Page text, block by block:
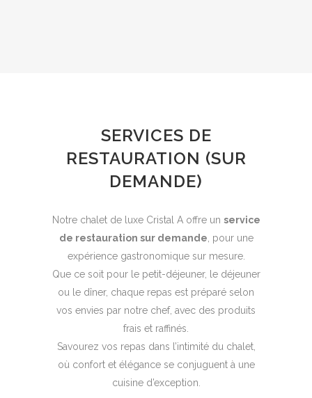
SERVICES DE
RESTAURATION (SUR
DEMANDE)
Notre chalet de luxe Cristal A offre un service
de restauration sur demande , pour une
expérience gastronomique sur mesure.
Que ce soit pour le petit-déjeuner, le déjeuner
ou le dîner, chaque repas est préparé selon
vos envies par notre chef, avec des produits
frais et raffinés.
Savourez vos repas dans l’intimité du chalet,
où confort et élégance se conjuguent à une
cuisine d’exception.